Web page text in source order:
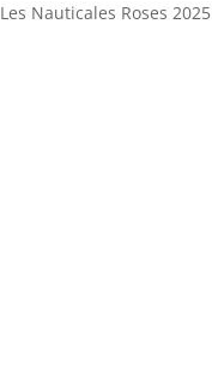
Les Nauticales Roses 2025